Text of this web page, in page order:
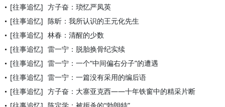
[往事追忆] 方子奋：琐忆严凤英
[往事追忆] 陈昕：我所认识的王元化先生
[往事追忆] 林春：清醒的少数
[往事追忆] 雷一宁：脱胎换骨纪实续
[往事追忆] 雷一宁：一个“中间偏右分子”的遭遇
[往事追忆] 雷一宁：一篇没有采用的编后语
[往事追忆] 方子奋：大寨亚克西——十年铁窗中的精采片断